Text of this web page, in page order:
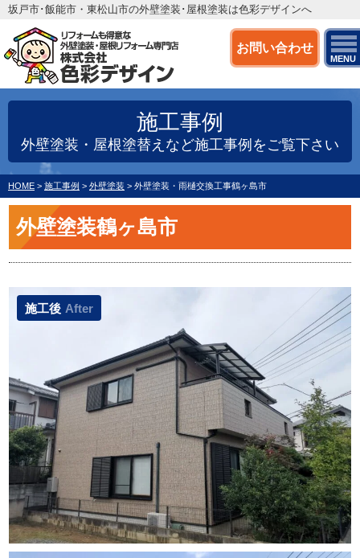
お問い合わせ
MENU
坂戸市･飯能市・東松山市の外壁塗装･屋根塗装は色彩デザインへ
施工事例
外壁塗装・屋根塗替えなど施工事例をご覧下さい
HOME > 施工事例 > 外壁塗装 > 外壁塗装・雨樋交換工事鶴ヶ島市
外壁塗装鶴ヶ島市
施工後 After